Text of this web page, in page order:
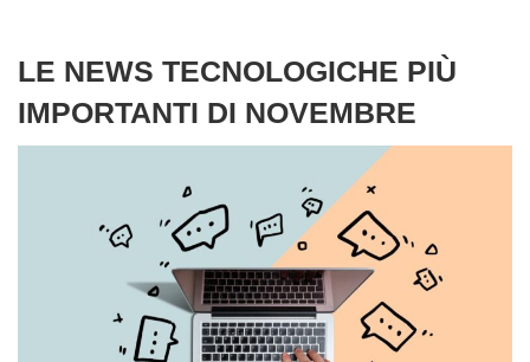
LE NEWS TECNOLOGICHE PIÙ
IMPORTANTI DI NOVEMBRE